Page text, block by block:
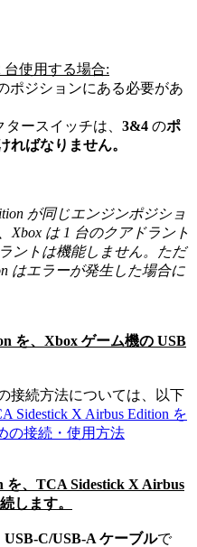
台使用する場合:
ポジションにある必要があ
タースイッチは、 3&4 のポ
ればなりません。
が同じエンジンポジショ
Xbox は1 台のクアドラント
ントは機能しません。ただ
はエラーが発生した場合に
を、 Xbox ゲーム機の USB
接続方法については、以下
Sidestick X Airbus Edition を
の接続・使用方法
、 TCA Sidestick X Airbus
します。
USB‑C/USB‑A ケーブルで